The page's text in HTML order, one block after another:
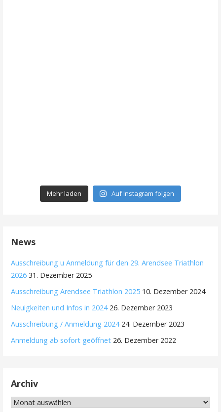
Mehr laden Auf Instagram folgen
News
Ausschreibung u Anmeldung für den 29. Arendsee Triathlon
2026 31. Dezember 2025
Ausschreibung Arendsee Triathlon 2025 10. Dezember 2024
Neuigkeiten und Infos in 2024 26. Dezember 2023
Ausschreibung / Anmeldung 2024 24. Dezember 2023
Anmeldung ab sofort geöffnet 26. Dezember 2022
Archiv
Archiv